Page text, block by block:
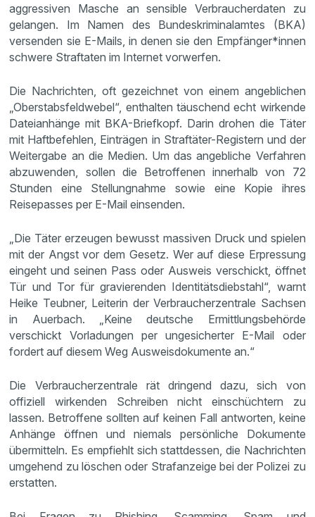
aggressiven Masche an sensible Verbraucherdaten zu
gelangen. Im Namen des Bundeskriminalamtes (BKA)
versenden sie E-Mails, in denen sie den Empfänger*innen
schwere Straftaten im Internet vorwerfen.
Die Nachrichten, oft gezeichnet von einem angeblichen
„Oberstabsfeldwebel“, enthalten täuschend echt wirkende
Dateianhänge mit BKA-Briefkopf. Darin drohen die Täter
mit Haftbefehlen, Einträgen in Straftäter-Registern und der
Weitergabe an die Medien. Um das angebliche Verfahren
abzuwenden, sollen die Betroffenen innerhalb von 72
Stunden eine Stellungnahme sowie eine Kopie ihres
Reisepasses per E-Mail einsenden.
„Die Täter erzeugen bewusst massiven Druck und spielen
mit der Angst vor dem Gesetz. Wer auf diese Erpressung
eingeht und seinen Pass oder Ausweis verschickt, öffnet
Tür und Tor für gravierenden Identitätsdiebstahl“, warnt
Heike Teubner, Leiterin der Verbraucherzentrale Sachsen
in Auerbach. „Keine deutsche Ermittlungsbehörde
verschickt Vorladungen per ungesicherter E-Mail oder
fordert auf diesem Weg Ausweisdokumente an.“
Die Verbraucherzentrale rät dringend dazu, sich von
offiziell wirkenden Schreiben nicht einschüchtern zu
lassen. Betroffene sollten auf keinen Fall antworten, keine
Anhänge öffnen und niemals persönliche Dokumente
übermitteln. Es empfiehlt sich stattdessen, die Nachrichten
umgehend zu löschen oder Strafanzeige bei der Polizei zu
erstatten.